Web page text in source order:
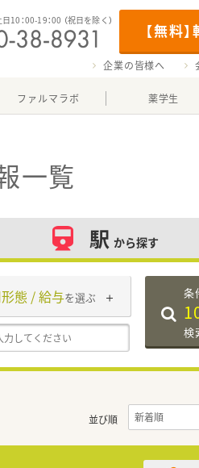
【無料
10：00-19：00 （祝日を除く）
企業の皆様へ
ファルマラボ 薬学生
一覧
駅 から探す
態 / 給与を選ぶ 条
検
並び順